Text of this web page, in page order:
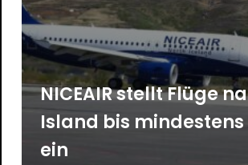
NICEAIR stellt Flüge
Island bis mindestens
ein